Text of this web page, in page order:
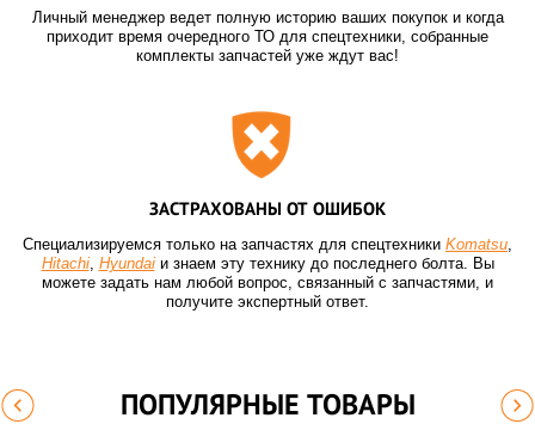
Личный менеджер ведет полную историю ваших покупок и когда
приходит время очередного ТО для спецтехники, собранные
комплекты запчастей уже ждут вас!
ЗАСТРАХОВАНЫ ОТ ОШИБОК
Специализируемся только на запчастях для спецтехники Komatsu,
Hitachi, Hyundaiи знаем эту технику до последнего болта. Вы
можете задать нам любой вопрос, связанный с запчастями, и
получите экспертный ответ.
ПОПУЛЯРНЫЕ ТОВАРЫ